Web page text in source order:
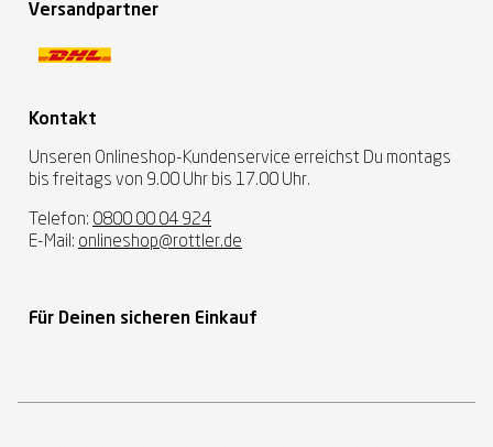
Versandpartner
Kontakt
Unseren Onlineshop-Kundenservice erreichst Du montags
bis freitags von 9.00 Uhr bis 17.00 Uhr.
Telefon: 0800 00 04 924
E-Mail: onlineshop@rottler.de
Für Deinen sicheren Einkauf